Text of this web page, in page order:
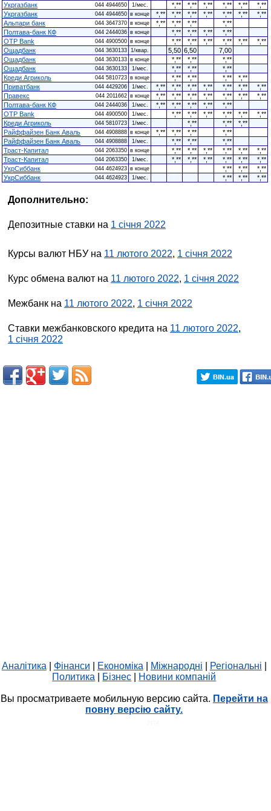
Укргазбанк
044 4944650 1/мес. *,** *,** *,** *,** *,**
*,**
Укргазбанк
044 4944650 в конце *,** *,** *,** *,** *,** *,**
*,**
Альпари банк
044 3647370 в конце *,** *,** *,**
*,**
Полтава-банк КФ
044 2444036 в конце *,** *,** *,**
*,**
OTP Bank
044 4900500 в конце *,** *,** *,** *,** *,**
*,**
Ощадбанк
044 3630133 1/квар. 5,50 6,50
7,00
Ощадбанк
044 3630133 в конце *,** *,**
*,**
Ощадбанк
044 3630133 1/мес. *,** *,**
*,**
Креди Агриколь
044 5810723 в конце *,** *,** *,**
*,**
Приватбанк
044 4429206 1/мес. *,** *,** *,** *,** *,** *,**
*,**
Правекс
044 2011662 в конце *,** *,** *,** *,** *,** *,**
*,**
Полтава-банк КФ
044 2444036 1/мес. *,** *,** *,** *,**
*,**
OTP Bank
044 4900500 1/мес. *,** *,** *,** *,** *,**
*,**
Креди Агриколь
044 5810723 1/мес. *,** *,**
*,**
Райффайзен Банк Аваль
044 4908888 в конце *,** *,** *,**
*,**
Райффайзен Банк Аваль
044 4908888 1/мес. *,** *,**
*,**
Траст-Капитал
044 2063350 в конце *,** *,** *,** *,** *,**
*,**
Траст-Капитал
044 2063350 1/мес. *,** *,** *,** *,** *,**
*,**
УкрСиббанк
044 4624923 в конце *,** *,**
*,**
УкрСиббанк
044 4624923 1/мес. *,** *,** *,**
Дополнительно:
Депозитные ставки на 1 січня 2022
Курсы валют НБУ на 11 лютого 2022, 1 січня 2022
Курс обмена валют на 11 лютого 2022, 1 січня 2022
Межбанк на 11 лютого 2022, 1 січня 2022
Ставки межбанковского кредита на 11 лютого 2022,
1 січня 2022
Аналітика Фінанси Економіка Міжнародні Регіональні
Политика
Бізнес Новини компаній
Вы просматриваете мобильную версию сайта. Перейти на
повну версію сайту.